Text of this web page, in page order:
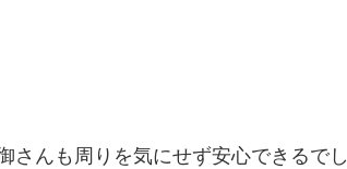
さんも周りを気にせず安心できるでし